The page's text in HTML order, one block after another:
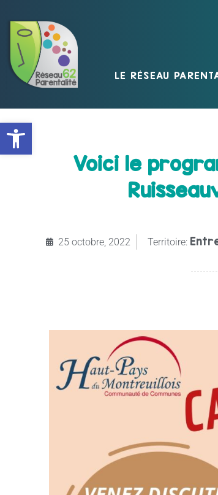
Ouvrir la barre d’outils
LE RÉSEAU
Voici le
25 octobre, 2022 Territoire: